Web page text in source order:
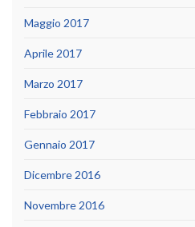
Maggio 2017
Aprile 2017
Marzo 2017
Febbraio 2017
Gennaio 2017
Dicembre 2016
Novembre 2016